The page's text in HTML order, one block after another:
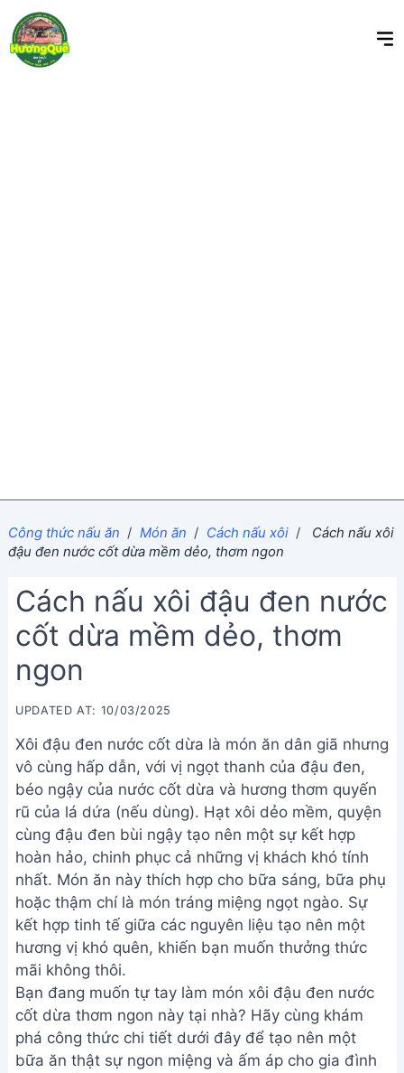
Công thức nấu ăn / Món ăn / Cách nấu xôi /
Cách nấu xôi
đậu đen nước cốt dừa mềm dẻo, thơm ngon
Cách nấu xôi đậu đen nước
cốt dừa mềm dẻo, thơm
ngon
UPDATED AT: 10/03/2025
Xôi đậu đen nước cốt dừa là món ăn dân giã nhưng
vô cùng hấp dẫn, với vị ngọt thanh của đậu đen,
béo ngậy của nước cốt dừa và hương thơm quyến
rũ của lá dứa (nếu dùng). Hạt xôi dẻo mềm, quyện
cùng đậu đen bùi ngậy tạo nên một sự kết hợp
hoàn hảo, chinh phục cả những vị khách khó tính
nhất. Món ăn này thích hợp cho bữa sáng, bữa phụ
hoặc thậm chí là món tráng miệng ngọt ngào. Sự
kết hợp tinh tế giữa các nguyên liệu tạo nên một
hương vị khó quên, khiến bạn muốn thưởng thức
mãi không thôi.
Bạn đang muốn tự tay làm món xôi đậu đen nước
cốt dừa thơm ngon này tại nhà? Hãy cùng khám
phá công thức chi tiết dưới đây để tạo nên một
bữa ăn thật sự ngon miệng và ấm áp cho gia đình